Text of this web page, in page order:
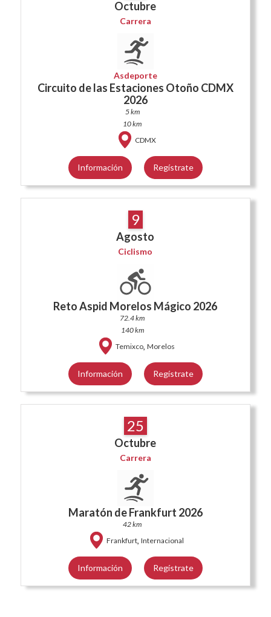
Octubre
Carrera
Asdeporte
Circuito de las Estaciones Otoño CDMX
2026
5 km
10 km
CDMX
Información Regístrate
9
Agosto
Ciclismo
Reto Aspid Morelos Mágico 2026
72.4 km
140 km
Temixco, Morelos
Información Regístrate
25
Octubre
Carrera
Maratón de Frankfurt 2026
42 km
Frankfurt, Internacional
Información Regístrate